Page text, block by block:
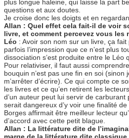
plus longue haleine, qui laisse la part
questions et aux doutes.
Je croise donc les doigts et en
Allan : Quel effet cela fait-il de voir
livre, et comment percevez vous les
Léo : Avoir son nom sur un livre, ça fait
parfois l’impression que ce n’est plus
dissociation s’est produite entre le Léo
Pour relativiser, il faut aussi
bouquin n’est pas une fin en soi (sinon
m’arrêter d’écrire). Ce qui compte ce
les livres et ce qu’en retirent les
d’un auteur peut lui servir de
serait dangereux d’y voir une finalité
Borges affirmait être meilleur lecteur
d’accord avec cette petit blague.
Allan : La littérature dite de